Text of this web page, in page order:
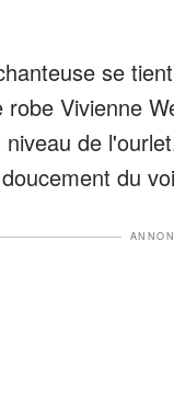
se
Vivienne
de
du